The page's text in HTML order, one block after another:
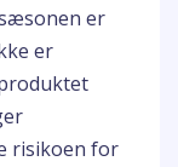
er
er
risikoen for